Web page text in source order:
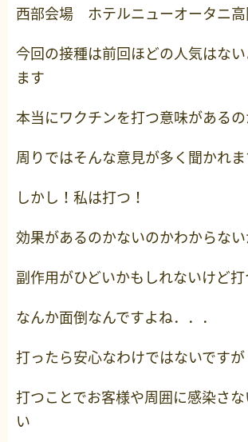
西部会場 ホテルニューオータニ
今回の接種は前回ほどの人気はな
ます
本当にワクチンを打つ意味があるの
周りではそんな意見が多く聞かれ
しかし！私は打つ！
効果があるのかないのかわからない
副作用がひどいかもしれないけど
なんか面倒なんですよね．．．
打ったら安心なわけではないですが
打つことでお客様や周囲に感染さ
い